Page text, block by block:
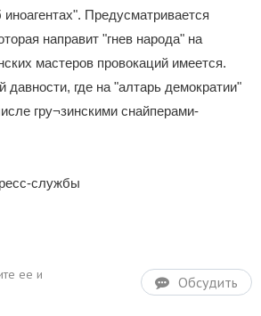
Предусматривается
направит "гнев народа" на
мастеров провокаций имеется.
давности, где на "алтарь демократии"
гру¬зинскими снайперами-
службы
Обсудить